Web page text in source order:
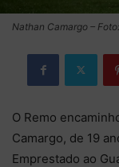
Nathan Camargo –
O Remo
Camargo, de 19
Emprestado ao